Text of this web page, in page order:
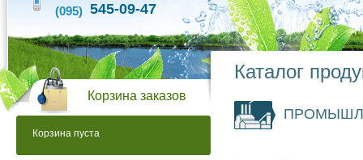
(095) 545-09-47
Корзина заказов
Корзина пуста
Каталог